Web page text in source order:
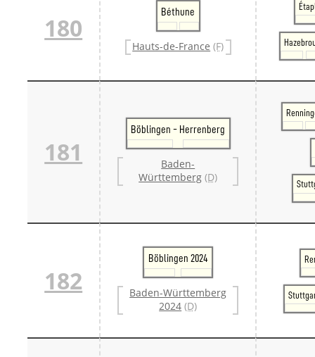
180
Béthune
Hauts-de-France (F)
181
Böblingen - Herrenberg
Baden-
Württemberg (D)
182
Böblingen 2024
Baden-Württemberg
2024 (D)